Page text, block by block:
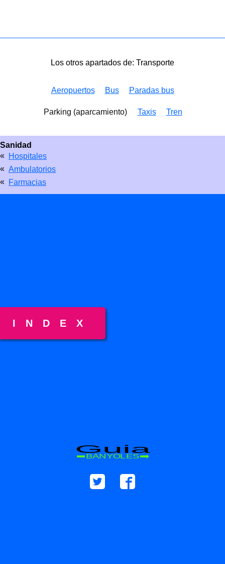
Los otros apartados de: Transporte
Aeropuertos Bus Paradas bus
Parking (aparcamiento) Taxis Tren
Sanidad
« Hospitales
« Ambulatorios
« Farmacias
Guia
BANYOLES
INDEX